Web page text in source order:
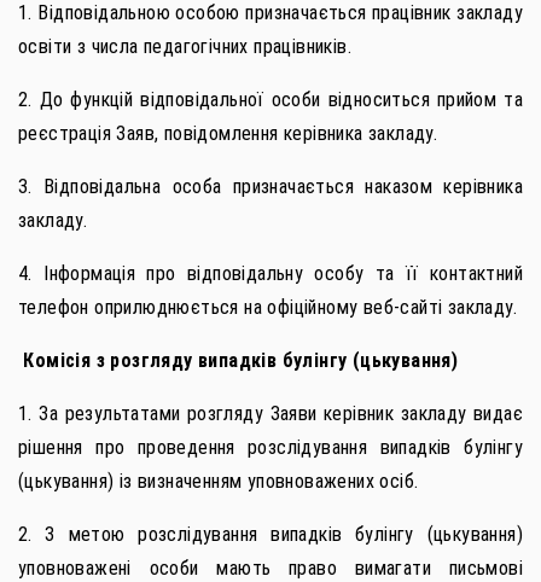
1. Відповідальною особою призначається працівник закладу
освіти з числа педагогічних працівників.
2. До функцій відповідальної особи відноситься прийом та
реєстрація Заяв, повідомлення керівника закладу.
3. Відповідальна особа призначається наказом керівника
закладу.
4. Інформація про відповідальну особу та її контактний
телефон оприлюднюється на офіційному веб-сайті закладу.
Комісія з розгляду випадків булінгу (цькування)
1. За результатами розгляду Заяви керівник закладу видає
рішення про проведення розслідування випадків булінгу
(цькування) із визначенням уповноважених осіб.
2. З метою розслідування випадків булінгу (цькування)
уповноважені особи мають право вимагати письмові